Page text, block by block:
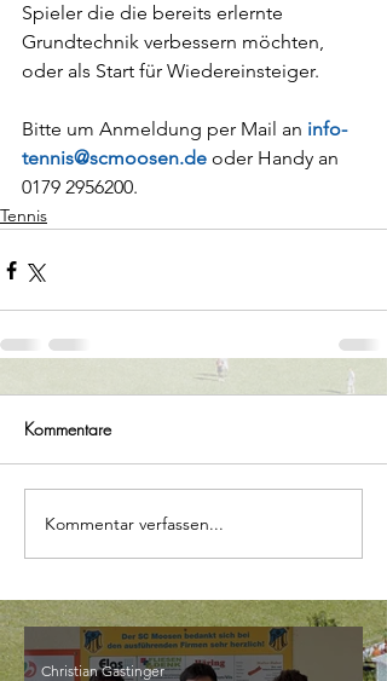
Spieler die die bereits erlernte
Grundtechnik verbessern möchten,
oder als Start für Wiedereinsteiger.
Bitte um Anmeldung per Mail an info-
tennis@scmoosen.de oder Handy an
0179 2956200.
Tennis
Kommentare
Kommentar verfassen...
Christian Gastinger